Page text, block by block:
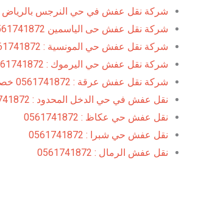
شركة نقل عفش في حي النرجس بالرياض :
شركة نقل عفش حى الياسمين 0561741872خصم 50% اتصل الآن
شركة نقل عفش حي المونسية : 0561741872 خصم 50% اتصل الآن
شركة نقل عفش حي اليرموك : 0561741872 خصم 50% اتصل الآن
شركة نقل عفش عرقة : 0561741872 خصم 50% اتصل الآن
نقل عفش في حي الدخل المحدود : 0561741872
نقل عفش حي عكاظ : 0561741872
نقل عفش حي شبرا : 0561741872
نقل عفش الرمال : 0561741872